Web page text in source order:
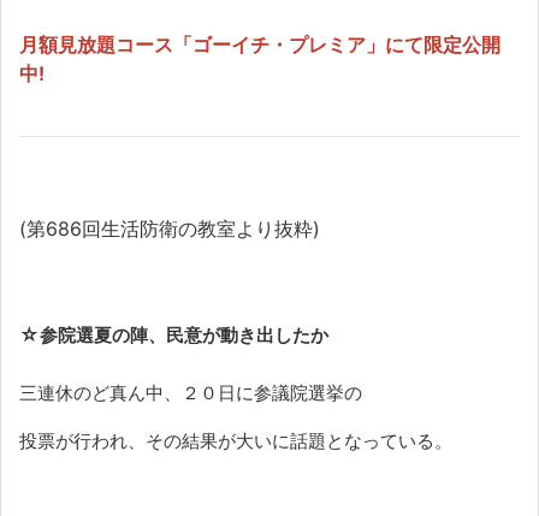
月額見放題コース「ゴーイチ・プレミア」にて限定公開
中!
(第686回生活防衛の教室より抜粋)
☆参院選夏の陣、民意が動き出したか
三連休のど真ん中、２０日に参議院選挙の
投票が行われ、その結果が大いに話題となっている。